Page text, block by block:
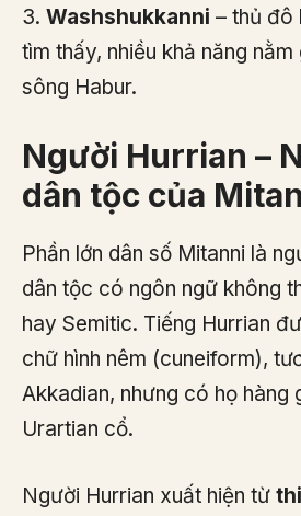
3. Washshukkanni – thủ đô
tìm thấy, nhiều khả năng
sông Habur.
Người Hurrian –
dân tộc của
Phần lớn dân số Mitanni là
dân tộc có ngôn ngữ không
hay Semitic. Tiếng Hurrian
chữ hình nêm (cuneiform),
Akkadian, nhưng có họ hàng
Urartian cổ.
Người Hurrian xuất hiện từ